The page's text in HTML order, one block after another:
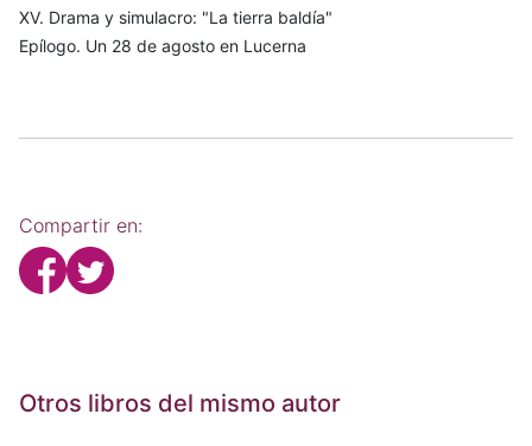
XV. Drama y simulacro: "La tierra baldía"
Epílogo. Un 28 de agosto en Lucerna
Compartir en:
Otros libros del mismo autor